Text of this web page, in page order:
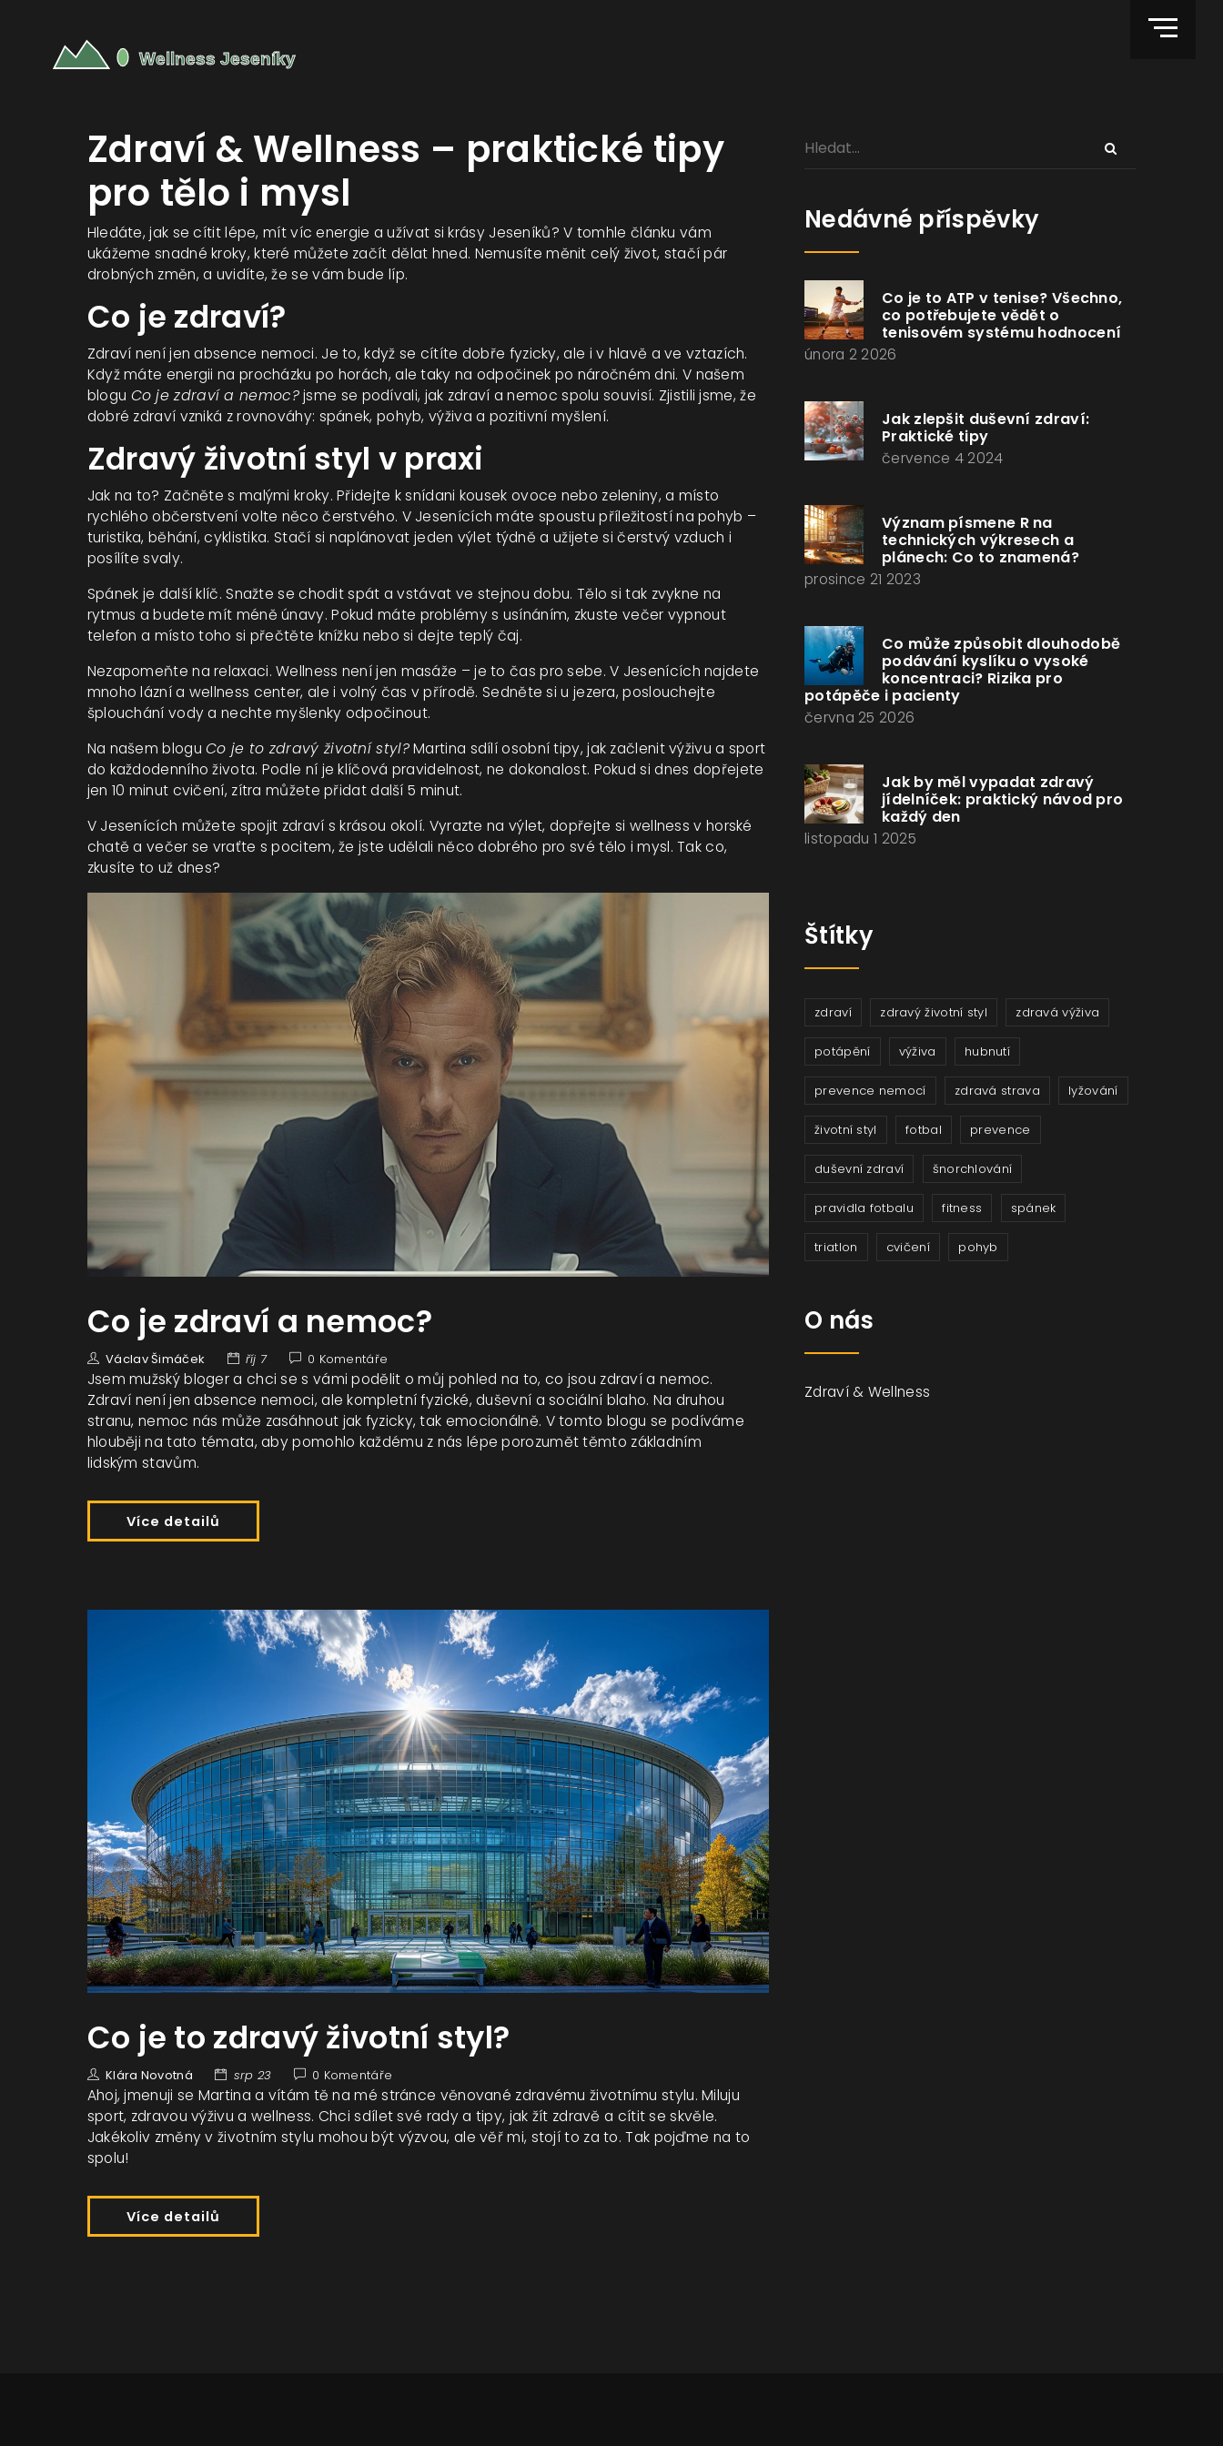
Zdraví & Wellness – praktické tipy
pro tělo i mysl
Hledáte, jak se cítit lépe, mít víc energie a užívat si krásy Jeseníků? V tomhle článku vám
ukážeme snadné kroky, které můžete začít dělat hned. Nemusíte měnit celý život, stačí pár
drobných změn, a uvidíte, že se vám bude líp.
Co je zdraví?
Zdraví není jen absence nemoci. Je to, když se cítíte dobře fyzicky, ale i v hlavě a ve vztazích.
Když máte energii na procházku po horách, ale taky na odpočinek po náročném dni. V našem
blogu Co je zdraví a nemoc?jsme se podívali, jak zdraví a nemoc spolu souvisí. Zjistili jsme, že
dobré zdraví vzniká z rovnováhy: spánek, pohyb, výživa a pozitivní myšlení.
Zdravý životní styl v praxi
Jak na to? Začněte s malými kroky. Přidejte k snídani kousek ovoce nebo zeleniny, a místo
rychlého občerstvení volte něco čerstvého. V Jesenících máte spoustu příležitostí na pohyb –
turistika, běhání, cyklistika. Stačí si naplánovat jeden výlet týdně a užijete si čerstvý vzduch i
posílíte svaly.
Spánek je další klíč. Snažte se chodit spát a vstávat ve stejnou dobu. Tělo si tak zvykne na
rytmus a budete mít méně únavy. Pokud máte problémy s usínáním, zkuste večer vypnout
telefon a místo toho si přečtěte knížku nebo si dejte teplý čaj.
Nezapomeňte na relaxaci. Wellness není jen masáže – je to čas pro sebe. V Jesenících najdete
mnoho lázní a wellness center, ale i volný čas v přírodě. Sedněte si u jezera, poslouchejte
šplouchání vody a nechte myšlenky odpočinout.
Na našem bloguCo je to zdravý životní styl?Martina sdílí osobní tipy, jak začlenit výživu a sport
do každodenního života. Podle ní je klíčová pravidelnost, ne dokonalost. Pokud si dnes dopřejete
jen 10 minut cvičení, zítra můžete přidat další 5 minut.
V Jesenících můžete spojit zdraví s krásou okolí. Vyrazte na výlet, dopřejte si wellness v horské
chatě a večer se vraťte s pocitem, že jste udělali něco dobrého pro své tělo i mysl. Tak co,
zkusíte to už dnes?
Co je zdraví a nemoc?
Václav Šimáček říj 7 0 Komentáře
Jsem mužský bloger a chci se s vámi podělit o můj pohled na to, co jsou zdraví a nemoc.
Zdraví není jen absence nemoci, ale kompletní fyzické, duševní a sociální blaho. Na druhou
stranu, nemoc nás může zasáhnout jak fyzicky, tak emocionálně. V tomto blogu se podíváme
hlouběji na tato témata, aby pomohlo každému z nás lépe porozumět těmto základním
lidským stavům.
Více detailů
Co je to zdravý životní styl?
Klára Novotná srp 23 0 Komentáře
Ahoj, jmenuji se Martina a vítám tě na mé stránce věnované zdravému životnímu stylu. Miluju
sport, zdravou výživu a wellness. Chci sdílet své rady a tipy, jak žít zdravě a cítit se skvěle.
Jakékoliv změny v životním stylu mohou být výzvou, ale věř mi, stojí to za to. Tak pojďme na to
spolu!
Více detailů
Nedávné příspěvky
Co je to ATP v tenise? Všechno,
co potřebujete vědět o
tenisovém systému hodnocení
února 2 2026
Jak zlepšit duševní zdraví:
Praktické tipy
července 4 2024
Význam písmene R na
technických výkresech a
plánech: Co to znamená?
prosince 21 2023
Co může způsobit dlouhodobě
podávání kyslíku o vysoké
koncentraci? Rizika pro
potápěče i pacienty
června 25 2026
Jak by měl vypadat zdravý
jídelníček: praktický návod pro
každý den
listopadu 1 2025
Štítky
zdraví zdravý životní styl zdravá výživa
potápění výživa hubnutí
prevence nemocí zdravá strava lyžování
životní styl fotbal prevence
duševní zdraví šnorchlování
pravidla fotbalu fitness spánek
triatlon cvičení pohyb
O nás
Zdraví & Wellness